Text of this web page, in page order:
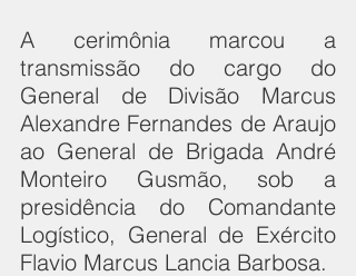
A cerimônia marcou a
transmissão do cargo do
General de Divisão Marcus
Alexandre Fernandes de Araujo
ao General de Brigada André
Monteiro Gusmão, sob a
presidência do Comandante
Logístico, General de Exército
Flavio Marcus Lancia Barbosa.